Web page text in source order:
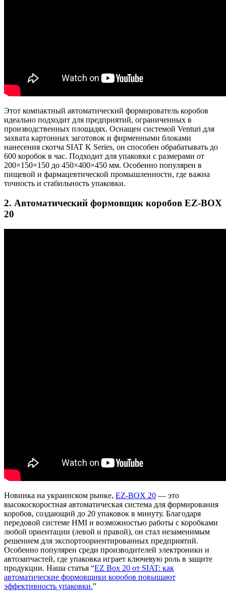
Этот компактный автоматический формирователь коробов
идеально подходит для предприятий, ограниченных в
производственных площадях. Оснащен системой Venturi для
захвата картонных заготовок и фирменными блоками
нанесения скотча SIAT K Series, он способен обрабатывать до
600 коробок в час. Подходит для упаковки с размерами от
200×150×150 до 450×400×450 мм. Особенно популярен в
пищевой и фармацевтической промышленности, где важна
точность и стабильность упаковки.
2. Автоматический формовщик коробов EZ-BOX
20
Новинка на украинском рынке, EZ-BOX 20 — это
высокоскоростная автоматическая система для формирования
коробов, создающий до 20 упаковок в минуту. Благодаря
передовой системе HMI и возможностью работы с коробками
любой ориентации (левой и правой), он стал незаменимым
решением для экспортоориентированных предприятий.
Особенно популярен среди производителей электроники и
автозапчастей, где упаковка играет ключевую роль в защите
продукции. Наша статья “EZ Box 20 от SIAT: как
автоматические формовщики коробов повышают
эффективность упаковки.”